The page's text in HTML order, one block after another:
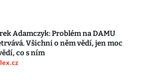
Adamczyk: Problém na DAMU
Všichni o něm vědí, jen moc
co s ním